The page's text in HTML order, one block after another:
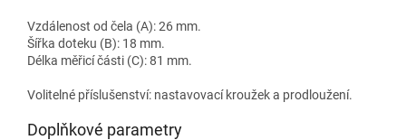
Vzdálenost od čela (A): 26 mm.
Šířka doteku (B): 18 mm.
Délka měřicí části (C): 81 mm.
Volitelné příslušenství: nastavovací kroužek a prodloužení.
Doplňkové parametry